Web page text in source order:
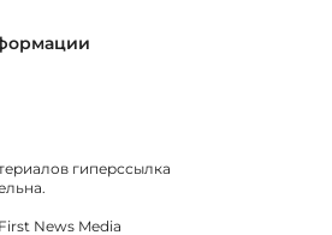
гиперссылка
News Media